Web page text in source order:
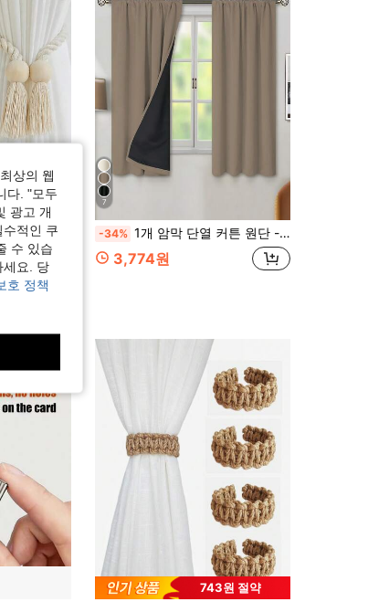
선물용 홈 데코, 거실, 침실, 주방
7
-34% 1개 암막 단열 커튼 원단 - 99% UV 차단 폴리에스터, 로드 포켓 걸이 방식, 무표백 평직, 침실 아트 테마, 코팅 암막 단열, 소음 감소 - 침실, 농가, 학교에서 깊은 수면에 완벽
3,774원
743원 절약
상의 웹
다. "모두
광고 개
적인 쿠
수 있습
세요. 당
호 정책